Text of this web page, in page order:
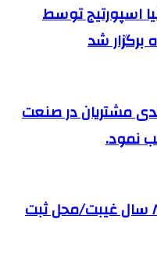
اسپورتیج توسط
شد
مشتریان در صنعت
نمود.
طرح انصار ویژه سربازان با ۸ سال غیبت/محل ثبت